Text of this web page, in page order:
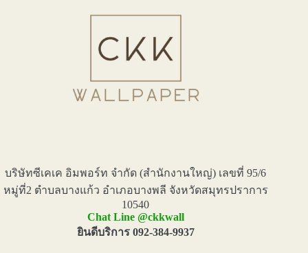
บริษัทซีเคเค อิมพอร์ท จำกัด (สำนักงานใหญ่) เลขที่ 95/6
หมู่ที่2 ตำบลบางแก้ว อำเภอบางพลี จังหวัดสมุทรปราการ
10540
Chat Line @ckkwall
ยินดีบริการ 092-384-9937